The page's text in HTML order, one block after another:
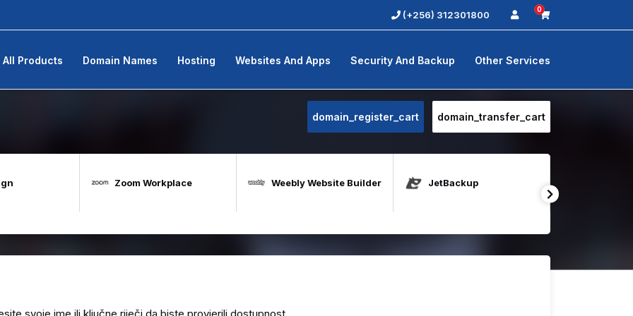
(+256) 312301800 0
All Products Domain Names Hosting Websites And Apps Security And Backup Other Services
domain_register_cart domain_transfer_cart
Zoom Workplace Weebly Website Builder JetBackup